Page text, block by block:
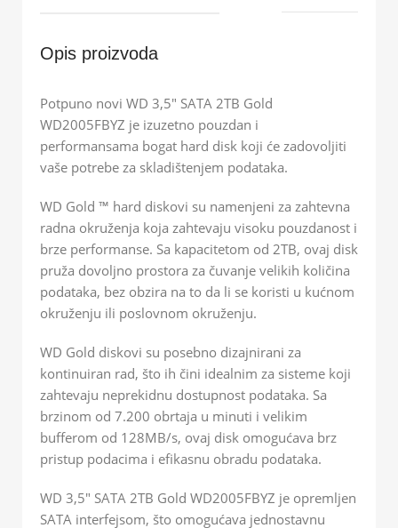
Opis proizvoda
Potpuno novi WD 3,5″ SATA 2TB Gold
WD2005FBYZ je izuzetno pouzdan i
performansama bogat hard disk koji će zadovoljiti
vaše potrebe za skladištenjem podataka.
WD Gold ™ hard diskovi su namenjeni za zahtevna
radna okruženja koja zahtevaju visoku pouzdanost i
brze performanse. Sa kapacitetom od 2TB, ovaj disk
pruža dovoljno prostora za čuvanje velikih količina
podataka, bez obzira na to da li se koristi u kućnom
okruženju ili poslovnom okruženju.
WD Gold diskovi su posebno dizajnirani za
kontinuiran rad, što ih čini idealnim za sisteme koji
zahtevaju neprekidnu dostupnost podataka. Sa
brzinom od 7.200 obrtaja u minuti i velikim
bufferom od 128MB/s, ovaj disk omogućava brz
pristup podacima i efikasnu obradu podataka.
WD 3,5″ SATA 2TB Gold WD2005FBYZ je opremljen
SATA interfejsom, što omogućava jednostavnu